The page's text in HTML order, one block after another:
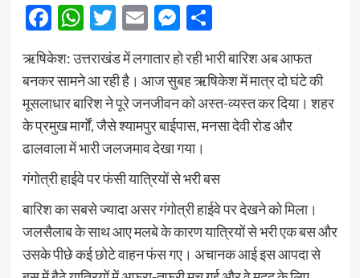
Facebook
WhatsApp
Twitter
EmailMessenger
Share
ऋषिकेश: उत्तराखंड में लगातार हो रही भारी बारिश अब आफत
बनकर सामने आ रही है। आज सुबह ऋषिकेश में मात्र दो घंटे की
मूसलाधार बारिश ने पूरे जनजीवन को अस्त-व्यस्त कर दिया। शहर
के प्रमुख मार्गों, जैसे श्यामपुर बाईपास, मनसा देवी रोड और
ढालवाला में भारी जलजमाव देखा गया।
गंगोत्री हाईवे पर फंसी यात्रियों से भरी बस
बारिश का सबसे ज्यादा असर गंगोत्री हाईवे पर देखने को मिला।
जलसैलाब के साथ आए मलबे के कारण यात्रियों से भरी एक बस और
उसके पीछे कई छोटे वाहन फंस गए। अचानक आई इस आपदा से